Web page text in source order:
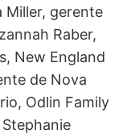
Miller, gerente
Raber,
New England
de Nova
Odlin Family